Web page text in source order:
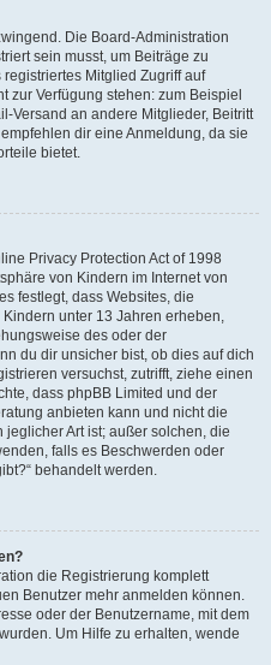
Die Board-Administration
sein musst, um Beiträge zu
Mitglied Zugriff auf
zur Verfügung stehen: zum Beispiel
Versand an andere Mitglieder, Beitritt
dir eine Anmeldung, da sie
bietet.
Privacy Protection Act of 1998
von Kindern im Internet von
festlegt, dass Websites, die
unter 13 Jahren erheben,
des oder der
du dir unsicher bist, ob dies auf dich
versuchst, zutrifft, ziehe einen
dass phpBB Limited und der
anbieten kann und nicht die
Art ist; außer solchen, die
falls es Beschwerden oder
behandelt werden.
die Registrierung komplett
Benutzer mehr anmelden können.
oder der Benutzername, mit dem
Um Hilfe zu erhalten, wende